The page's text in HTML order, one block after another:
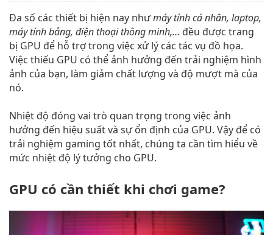
Đa số các thiết bị hiện nay nhưmáy tính cá nhân, laptop,
máy tính bảng, điện thoại thông minh,… đều được trang
bị GPU để hỗ trợ trong việc xử lý các tác vụ đồ họa.
Việc thiếu GPU có thể ảnh hưởng đến trải nghiệm hình
ảnh của bạn, làm giảm chất lượng và độ mượt mà của
nó.
Nhiệt độ đóng vai trò quan trọng trong việc ảnh
hưởng đến hiệu suất và sự ổn định của GPU. Vậy để có
trải nghiệm gaming tốt nhất, chúng ta cần tìm hiểu về
mức nhiệt độ lý tưởng cho GPU.
GPU có cần thiết khi chơi game?